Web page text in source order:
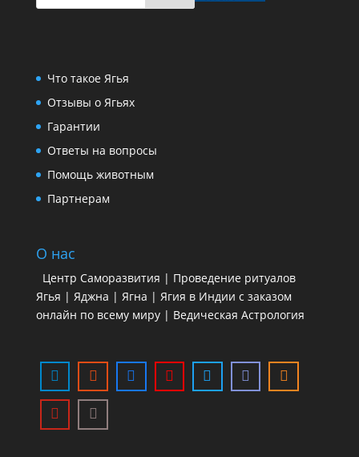
Что такое Ягья
Отзывы о Ягьях
Гарантии
Ответы на вопросы
Помощь животным
Партнерам
О нас
Центр Саморазвития | Проведение ритуалов
Ягья | Яджна | Ягна | Ягия в Индии с заказом
онлайн по всему миру | Ведическая Астрология